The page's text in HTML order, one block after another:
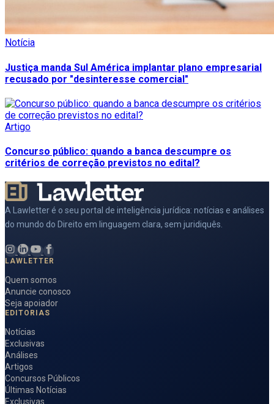
Notícia
Justiça manda Sul América implantar plano empresarial
recusado por "desinteresse comercial"
Artigo
Concurso público: quando a banca descumpre os
critérios de correção previstos no edital?
A Lawletter é o seu portal de inteligência jurídica: notícias e análises
do mundo do Direito em linguagem clara, sem juridiquês.
LAWLETTER
Quem somos
Anuncie conosco
Seja apoiador
EDITORIAS
Notícias
Exclusivas
Análises
Artigos
Concursos Públicos
Últimas Notícias
Exclusivas